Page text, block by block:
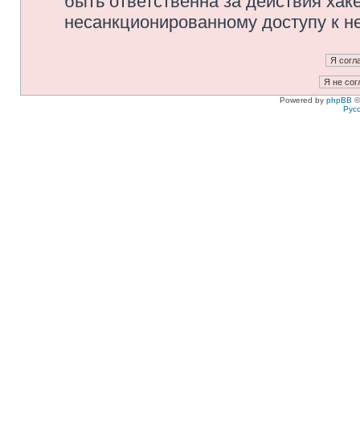
несанкционированному доступу к
Powered by phpBB